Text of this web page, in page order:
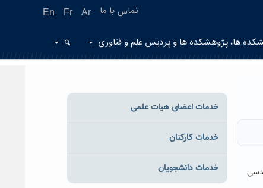
En Fr Ar تماس با ما
ها، پژوهشکده ها و پردیس علم و فناوری
خدمات اعضای هیات علمی
خدمات کارکنان
خدمات دانشجویان